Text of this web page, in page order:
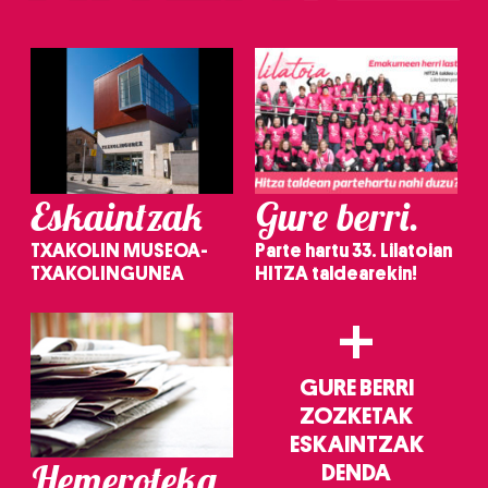
Eskaintzak
TXAKOLIN MUSEOA-
TXAKOLINGUNEA
Gure berri.
Parte hartu 33. Lilatoian
HITZA taldearekin!
+
GURE BERRI
ZOZKETAK
ESKAINTZAK
DENDA